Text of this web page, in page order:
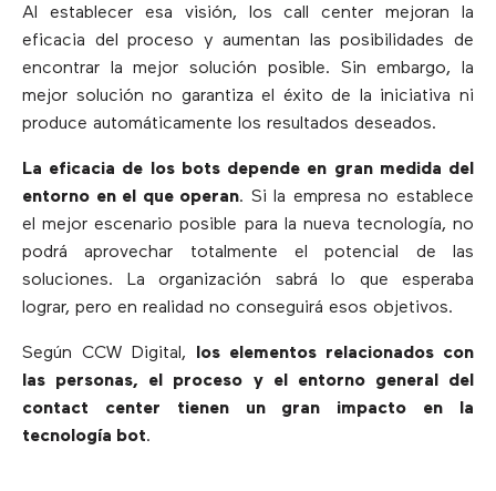
Al establecer esa visión, los call center mejoran la
eficacia del proceso y aumentan las posibilidades de
encontrar la mejor solución posible. Sin embargo, la
mejor solución no garantiza el éxito de la iniciativa ni
produce automáticamente los resultados deseados.
La eficacia de los bots depende en gran medida del
entorno en el que operan. Si la empresa no establece
el mejor escenario posible para la nueva tecnología, no
podrá aprovechar totalmente el potencial de las
soluciones. La organización sabrá lo que esperaba
lograr, pero en realidad no conseguirá esos objetivos.
Según CCW Digital,
los elementos relacionados con
las personas, el proceso y el entorno general del
contact center tienen un gran impacto en la
tecnología bot.